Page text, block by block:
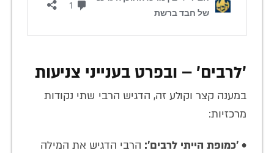
'לרבים' – ובפרט בענייני צניעות
במענה קצר וקולע זה, הדגיש הרבי שתי נקודות
מרכזיות:
• 'כמופת הייתי לרבים': הרבי הדגיש את המילה